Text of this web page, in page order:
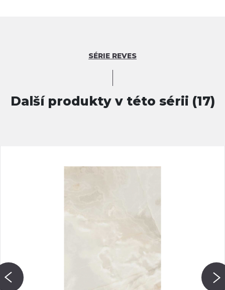
SÉRIE REVES
Další produkty v této sérii (17)